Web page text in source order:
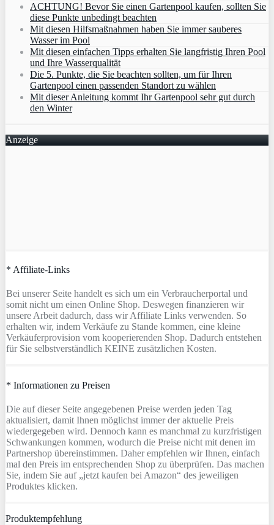
ACHTUNG! Bevor Sie einen Gartenpool kaufen, sollten Sie
diese Punkte unbedingt beachten
Mit diesen Hilfsmaßnahmen haben Sie immer sauberes
Wasser im Pool
Mit diesen einfachen Tipps erhalten Sie langfristig Ihren Pool
und Ihre Wasserqualität
Die 5. Punkte, die Sie beachten sollten, um für Ihren
Gartenpool einen passenden Standort zu wählen
Mit dieser Anleitung kommt Ihr Gartenpool sehr gut durch
den Winter
Anzeige
* Affiliate-Links
Bei unserer Seite handelt es sich um ein Verbraucherportal und
somit nicht um einen Online Shop. Deswegen finanzieren wir
unsere Arbeit dadurch, dass wir Affiliate Links verwenden. So
erhalten wir, indem Verkäufe zu Stande kommen, eine kleine
Verkäuferprovision vom kooperierenden Shop. Dadurch entstehen
für Sie selbstverständlich KEINE zusätzlichen Kosten.
* Informationen zu Preisen
Die auf dieser Seite angegebenen Preise werden jeden Tag
aktualisiert, damit Ihnen möglichst immer der aktuelle Preis
wiedergegeben wird. Dennoch kann es manchmal zu kurzfristigen
Schwankungen kommen, wodurch die Preise nicht mit denen im
Partnershop übereinstimmen. Daher empfehlen wir Ihnen, einfach
mal den Preis im entsprechenden Shop zu überprüfen. Das machen
Sie, indem Sie auf „jetzt kaufen bei Amazon“ des jeweiligen
Produktes klicken.
Produktempfehlung